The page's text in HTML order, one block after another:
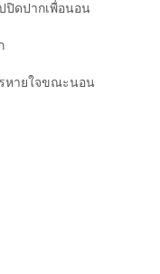
ปิดปากเพื่อนอน
หายใจขณะนอน